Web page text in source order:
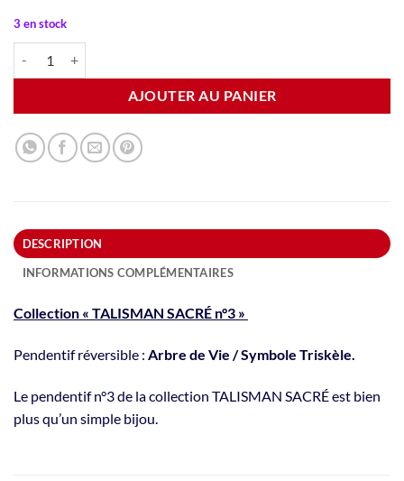
3 en stock
AJOUTER AU PANIER
Alternative:
DESCRIPTION
INFORMATIONS COMPLÉMENTAIRES
Collection « TALISMAN SACRÉ n°3 »
Pendentif réversible : Arbre de Vie / Symbole Triskèle.
Le pendentif n°3 de la collection TALISMAN SACRÉ est bien
plus qu’un simple bijou.